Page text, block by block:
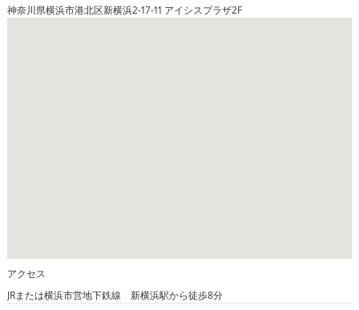
神奈川県横浜市港北区新横浜2-17-11 アイシスプラザ2F
アクセス
JRまたは横浜市営地下鉄線 新横浜駅から徒歩8分